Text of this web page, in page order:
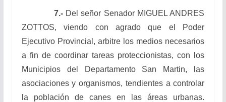
7.-Del señor Senador MIGUEL ANDRES
ZOTTOS, viendo con agrado que el Poder
Ejecutivo Provincial, arbitre los medios necesarios
a fin de coordinar tareas proteccionistas, con los
Municipios del Departamento San Martin, las
asociaciones y organismos, tendientes a controlar
la población de canes en las áreas urbanas.